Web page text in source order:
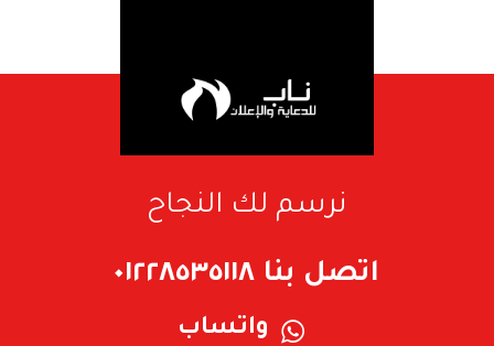
نرسم لك النجاح
اتصل بنا ٠١٢٢٨٥٣٥١١٨
واتساب